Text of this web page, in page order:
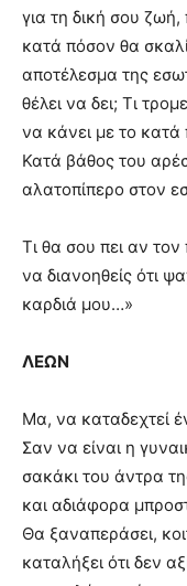
για τη δική σου
κατά πόσον θα
αποτέλεσμα της
θέλει να δει; Τι
να κάνει με το
Κατά βάθος του
αλατοπίπερο στον
Τι θα σου πει αν
να διανοηθείς ότι
καρδιά μου…»
ΛΕΩΝ
Μα, να καταδεχτεί
Σαν να είναι η
σακάκι του άντρα
και αδιάφορα
Θα ξαναπεράσει,
καταλήξει ότι δεν